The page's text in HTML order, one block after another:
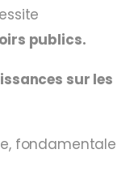
publics.
sur les
fondamentale